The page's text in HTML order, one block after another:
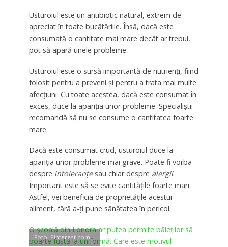
Usturoiul este un antibiotic natural, extrem de
apreciat în toate bucătăriile. Însă, dacă este
consumată o cantitate mai mare decât ar trebui,
pot să apară unele probleme.
Usturoiul este o sursă importantă de nutrienți, fiind
folosit pentru a preveni și pentru a trata mai multe
afecțiuni. Cu toate acestea, dacă este consumat în
exces, duce la apariția unor probleme. Specialiștii
recomandă să nu se consume o cantitatea foarte
mare.
Dacă este consumat crud, usturoiul duce la
apariția unor probleme mai grave. Poate fi vorba
despre intoleranțesau chiar despre alergii.
Important este să se evite cantitățile foarte mari.
Astfel, vei beneficia de proprietățile acestui
aliment, fără a-ți pune sănătatea în pericol.
O școală din Londra ar putea permite băieților să
poarte fustă la uniformă. Care este motivul
Foto: Pinterest.com